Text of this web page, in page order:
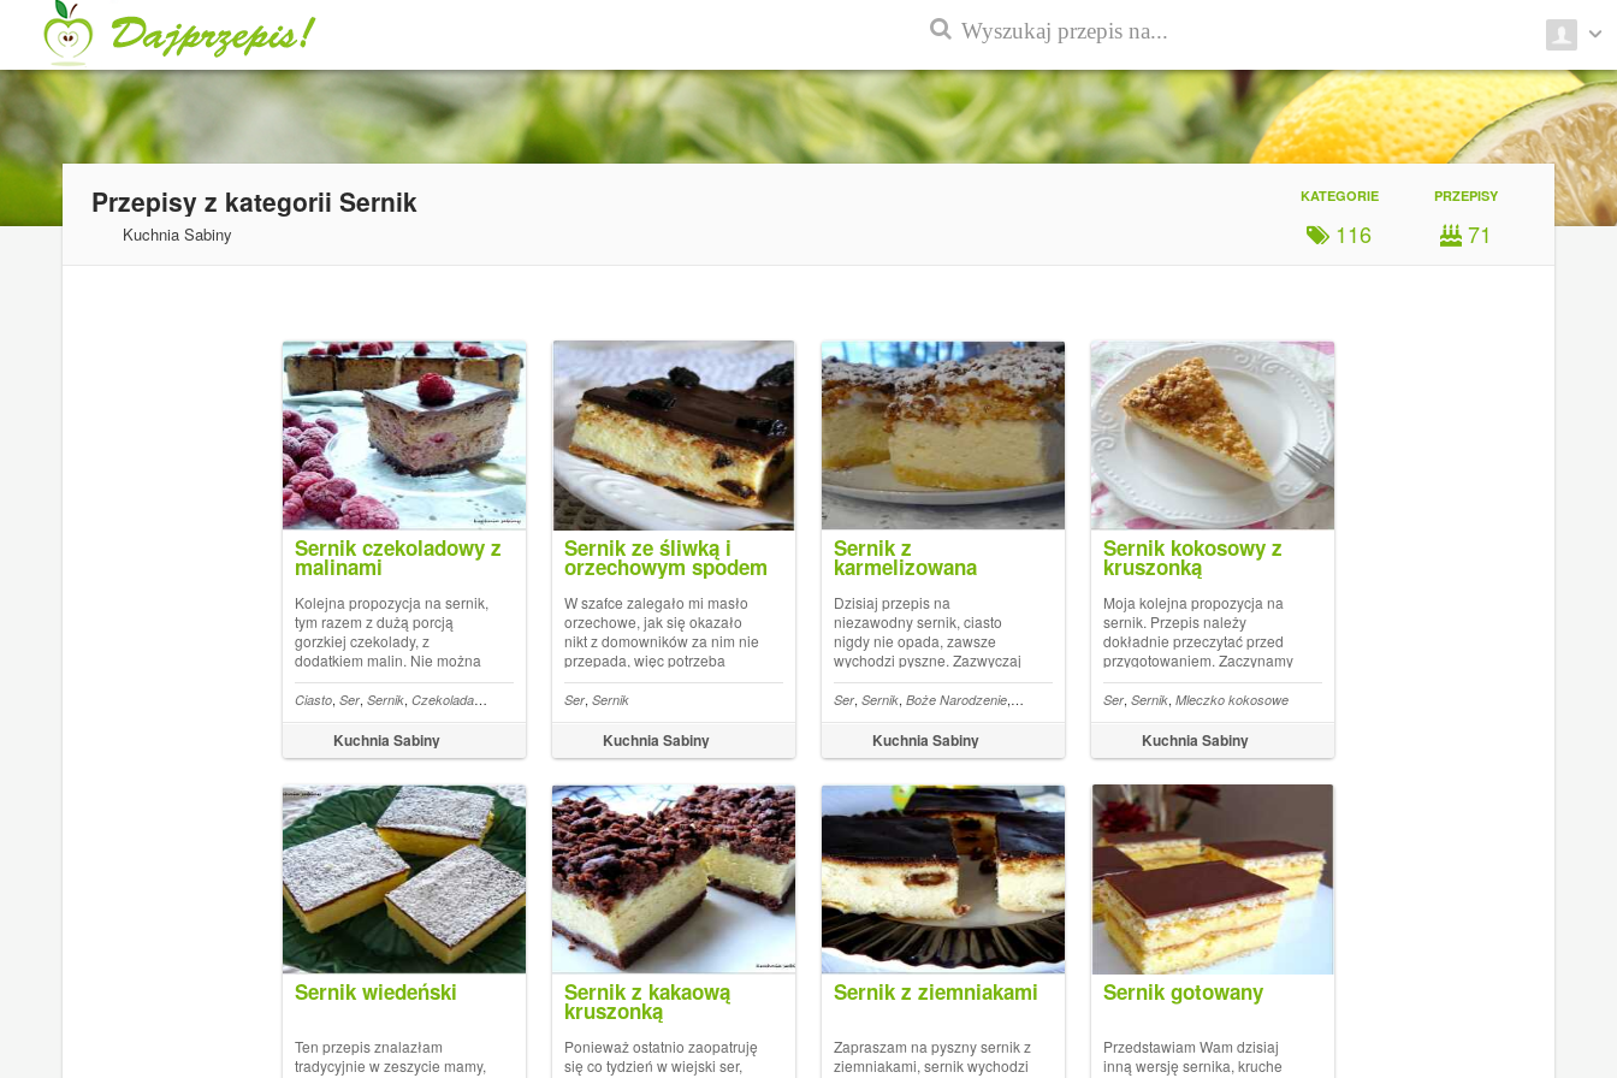
Przepisy z kategorii Sernik
Kuchnia Sabiny
PRZEPISY
71
KATEGORIE
116
Sernik czekoladowy z
malinami
Kolejna propozycja na sernik,
tym razem z dużą porcją
gorzkiej czekolady, z
dodatkiem malin. Nie można
było się oprzeć. Na pewno
będę do niego często
wracać.Składniki200 g
ciasteczek maślanych100 g
roztopionego masła2 kopiate
Kuchnia Sabiny
Ciasto, Ser, Sernik, Czekolada,Maliny
Sernik ze śliwką i
orzechowym spodem
W szafce zalegało mi masło
orzechowe, jak się okazało
nikt z domowników za nim nie
przepada, więc potrzeba
matką wynalazków, i masło
wylądowało w
cieście.Składniki spód:4 łyżki
masła orzechowego2 łyżki
masła300 g ciasteczka
Kuchnia Sabiny
Ser, Sernik
Sernik z
karmelizowana
Dzisiaj przepis na
niezawodny sernik, ciasto
nigdy nie opada, zawsze
wychodzi pyszne. Zazwyczaj
go robię z brzoskwiniami tak
jak jest w oryginalnym
przepisie u Doroty, dzisiaj
zrobiłam bardziej jesienno -
zimową wersję, można go też
Kuchnia Sabiny
Ser, Sernik, Boże Narodzenie, Gruszka
Sernik kokosowy z
kruszonką
Moja kolejna propozycja na
sernik. Przepis należy
dokładnie przeczytać przed
przygotowaniem. Zaczynamy
od zredukowania mleczka
kokosowego.Składniki na
spód:1.5 szklanki mąki1
łyżeczka proszku do
pieczenia1/2 szklanki cukru
łyżk...
Kuchnia Sabiny
Ser, Sernik, Mleczko kokosowe
Sernik wiedeński
Ten przepis znalazłam
tradycyjnie w zeszycie mamy,
Sernik z kakaową
kruszonką
Ponieważ ostatnio zaopatruję
się co tydzień w wiejski ser,
Sernik z ziemniakami
Zapraszam na pyszny sernik z
ziemniakami, sernik wychodzi
Sernik gotowany
Przedstawiam Wam dzisiaj
inną wersję sernika, kruche